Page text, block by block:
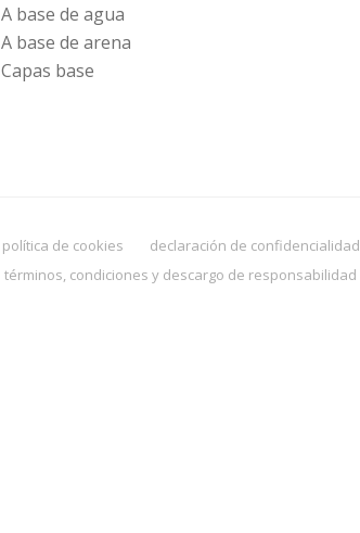
A base de agua
A base de arena
Capas base
política de cookies
declaración de confidencialidad
términos, condiciones y descargo de responsabilidad